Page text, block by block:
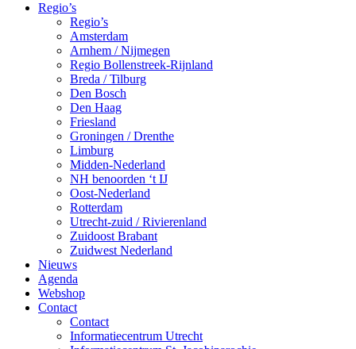
Regio’s
Regio’s
Amsterdam
Arnhem / Nijmegen
Regio Bollenstreek-Rijnland
Breda / Tilburg
Den Bosch
Den Haag
Friesland
Groningen / Drenthe
Limburg
Midden-Nederland
NH benoorden ‘t IJ
Oost-Nederland
Rotterdam
Utrecht-zuid / Rivierenland
Zuidoost Brabant
Zuidwest Nederland
Nieuws
Agenda
Webshop
Contact
Contact
Informatiecentrum Utrecht